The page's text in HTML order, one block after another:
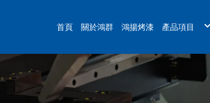
首頁 關於鴻群 鴻揚烤漆 產品項目
半導體設備
能源設備
5T鋁板
移印設備